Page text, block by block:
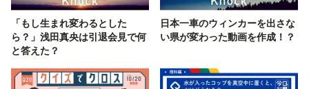
「もし生まれ変わるとした
ら？」浅田真央は引退会見で何
と答えた？
日本一車のウィンカーを出さな
い県が変わった動画を作成！？